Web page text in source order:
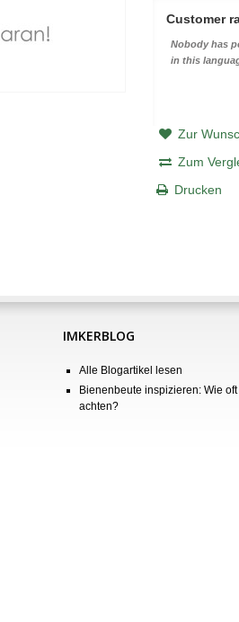
Customer
Nobody has
in this
Zur
Zum
Drucken
IMKERBLOG
Alle Blogartikel lesen
Bienenbeute inspizieren: Wie
achten?